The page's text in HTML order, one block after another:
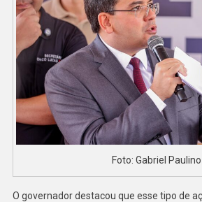
Foto: Gabriel Paulino
O governador destacou que esse tipo de